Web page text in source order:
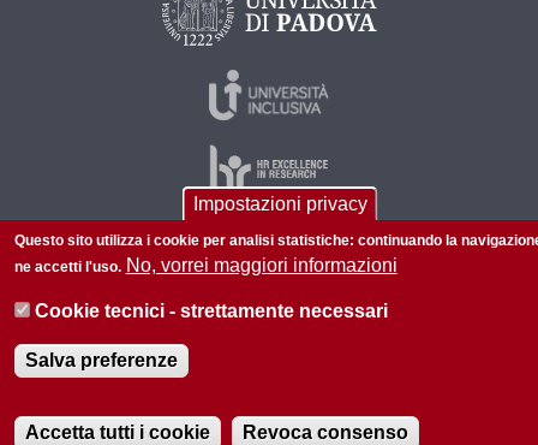
© 2026 Università di Padova - Tutti i diritti riservati
P.I. 00742430283 C.F. 80006480281
Informazioni su questo sito
Impostazioni privacy
Questo sito utilizza i cookie per analisi statistiche: continuando la
ne accetti l'uso. No, vorrei maggiori informazioni
Cookie tecnici - strettamente necessari
Salva preferenze
Accetta tutti i cookie Revoca consenso